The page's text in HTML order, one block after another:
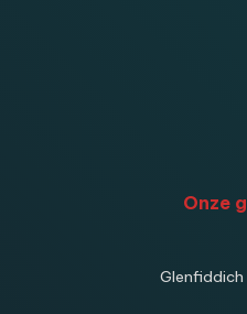
Onze